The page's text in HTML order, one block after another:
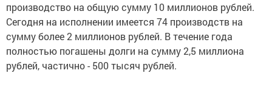
производство на общую сумму 10 миллионов рублей.
Сегодня на исполнении имеется 74 производств на
сумму более 2 миллионов рублей. В течение года
полностью погашены долги на сумму 2,5 миллиона
рублей, частично - 500 тысяч рублей.